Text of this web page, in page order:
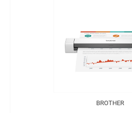
BROTHER